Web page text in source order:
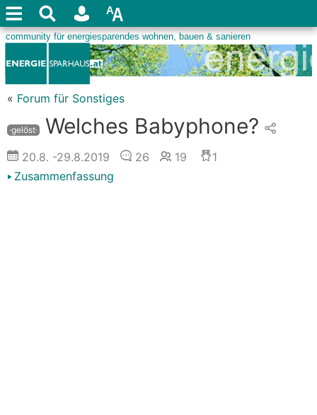
« Forum für Sonstiges
·gelöst· Welches Babyphone?
20.8. -29.8.2019 26 19
1
Zusammenfassung